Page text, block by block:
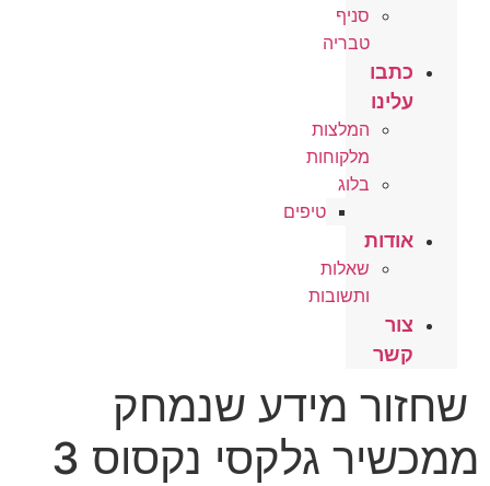
סניף
טבריה
כתבו
עלינו
המלצות
מלקוחות
בלוג
טיפים
אודות
שאלות
ותשובות
צור
קשר
שחזור מידע שנמחק
ממכשיר גלקסי נקסוס 3